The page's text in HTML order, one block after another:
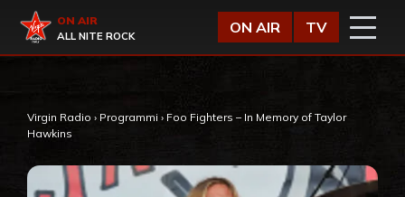
Virgin Radio
ON AIR
ALL NITE ROCK
ON AIR TV
Virgin Radio › Programmi › Foo Fighters – In Memory of Taylor
Hawkins